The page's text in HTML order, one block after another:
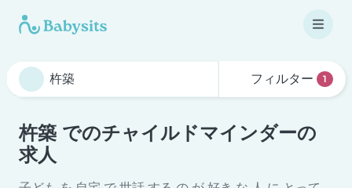
フィルター 1
杵築 でのチャイルドマインダーの
求人